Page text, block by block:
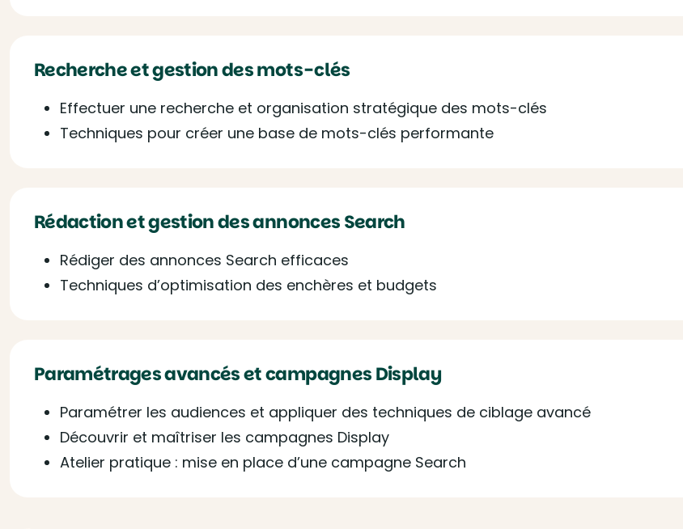
Recherche et gestion des mots-clés
Effectuer une recherche et organisation stratégique des mots-clés
Techniques pour créer une base de mots-clés performante
Rédaction et gestion des annonces Search
Rédiger des annonces Search efficaces
Techniques d’optimisation des enchères et budgets
Paramétrages avancés et campagnes Display
Paramétrer les audiences et appliquer des techniques de ciblage avancé
Découvrir et maîtriser les campagnes Display
Atelier pratique : mise en place d’une campagne Search